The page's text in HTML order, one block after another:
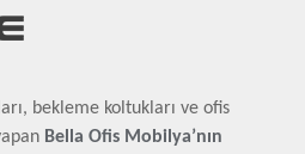
bekleme koltukları ve ofis
Bella Ofis Mobilya’nın